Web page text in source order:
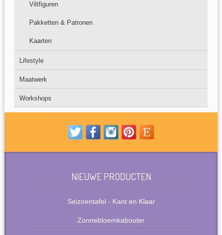
Viltfiguren
Pakketten & Patronen
Kaarten
Lifestyle
Maatwerk
Workshops
NIEUWE PRODUCTEN
Seizoentafel - Kant en Klaar
Zonnebloemkabouter